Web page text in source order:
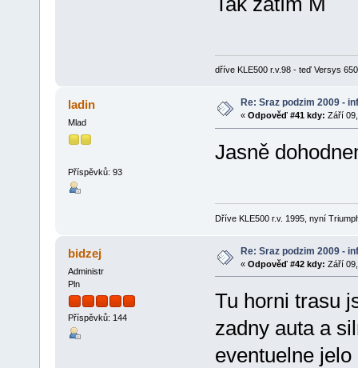
dříve KLE500 r.v.98 - teď Versys
ladin
Mlad
Příspěvků: 93
Re: Sraz podzim 2009 -
« Odpověď #41 kdy: Září
Jasně
Dříve KLE500 r.v. 1995, nyní
bidzej
Administr
Pln
Příspěvků: 144
Re: Sraz podzim 2009 -
« Odpověď #42 kdy: Září
Tu horni trasu
zadny auta a
eventuelne jelo